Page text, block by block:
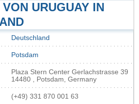
URUGUAY IN
Deutschland
Potsdam
Plaza Stern Center Gerlachstrasse 39
14480 , Potsdam, Germany
(+49) 331 870 001 63